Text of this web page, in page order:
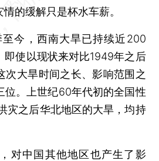
的缓解只是杯水车薪。
，西南大旱已持续近200
即使以现状来对比1949年之后
次大旱时间之长、影响范围之
位。上世纪60年代初的全国性
灾之后华北地区的大旱，均持
中国其他地区也产生了影